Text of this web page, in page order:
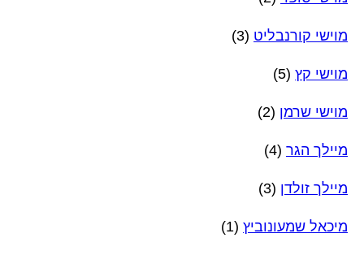
מוישי קורנבליט (3)
מוישי קץ (5)
מוישי שרמן (2)
מיילך הגר (4)
מיילך זולדן (3)
מיכאל שמעונוביץ (1)